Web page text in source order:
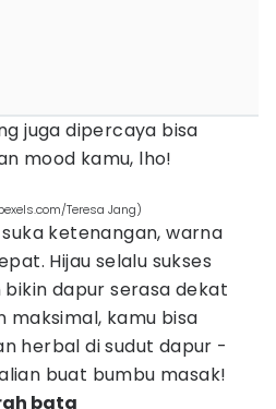
juga dipercaya bisa
mood kamu, lho!
Teresa Jang)
ketenangan, warna
Hijau selalu sukses
dapur serasa dekat
maksimal, kamu bisa
herbal di sudut dapur -
buat bumbu masak!
bata